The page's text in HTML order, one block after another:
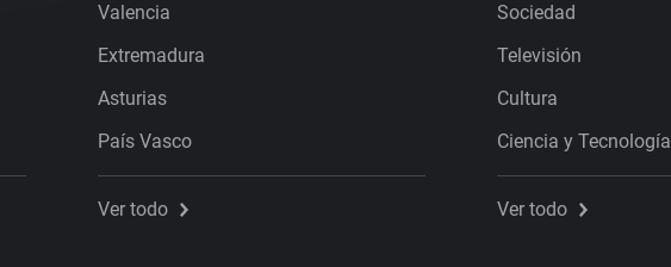
Valencia
Extremadura
Asturias
País Vasco
Ver todo
Sociedad
Televisión
Cultura
Ciencia y Tecnología
Ver todo